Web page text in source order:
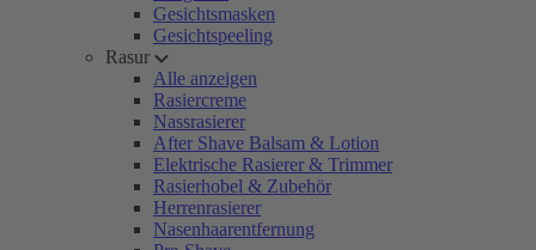
Gesichtsmasken
Gesichtspeeling
Rasur
Alle anzeigen
Rasiercreme
Nassrasierer
After Shave Balsam & Lotion
Elektrische Rasierer & Trimmer
Rasierhobel & Zubehör
Herrenrasierer
Nasenhaarentfernung